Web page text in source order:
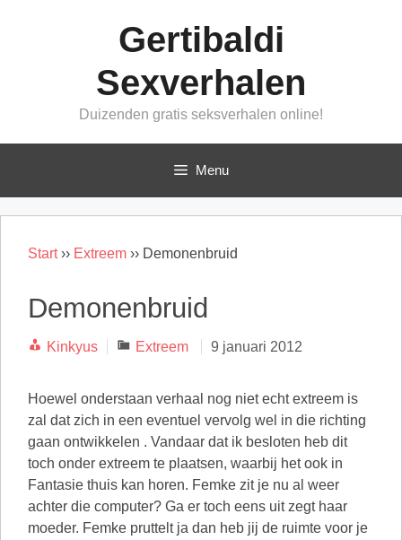
Gertibaldi
Sexverhalen
Duizenden gratis seksverhalen online!
Menu
Start›› Extreem ›› Demonenbruid
Demonenbruid
Kinkyus Categorieën
Extreem 9 januari 2012
Hoewel onderstaan verhaal nog niet echt extreem is
zal dat zich in een eventuel vervolg wel in die richting
gaan ontwikkelen . Vandaar dat ik besloten heb dit
toch onder extreem te plaatsen, waarbij het ook in
Fantasie thuis kan horen. Femke zit je nu al weer
achter die computer? Ga er toch eens uit zegt haar
moeder. Femke pruttelt ja dan heb jij de ruimte voor je